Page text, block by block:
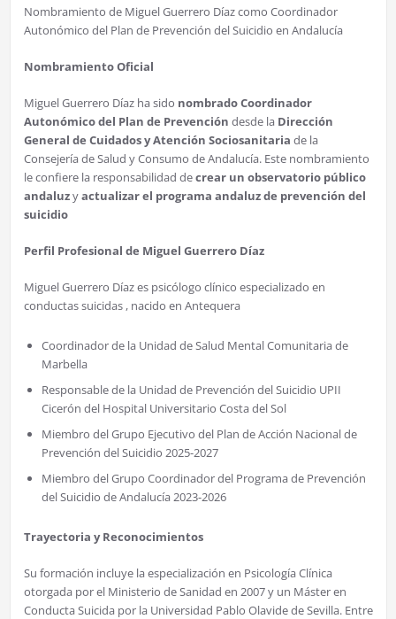
Nombramiento de Miguel Guerrero Díaz como Coordinador
Autonómico del Plan de Prevención del Suicidio en Andalucía
Nombramiento Oficial
Miguel Guerrero Díaz ha sido nombrado Coordinador
Autonómico del Plan de Prevención desde la Dirección
General de Cuidados y Atención Sociosanitaria de la
Consejería de Salud y Consumo de Andalucía. Este nombramiento
le confiere la responsabilidad decrear un observatorio público
andaluzyactualizar el programa andaluz de prevención del
suicidio
Perfil Profesional de Miguel Guerrero Díaz
Miguel Guerrero Díaz es psicólogo clínico especializado en
conductas suicidas , nacido en Antequera
Coordinador de la Unidad de Salud Mental Comunitaria de
Marbella
Responsable de la Unidad de Prevención del Suicidio UPII
Cicerón del Hospital Universitario Costa del Sol
Miembro del Grupo Ejecutivo del Plan de Acción Nacional de
Prevención del Suicidio 2025-2027
Miembro del Grupo Coordinador del Programa de Prevención
del Suicidio de Andalucía 2023-2026
Trayectoria y Reconocimientos
Su formación incluye la especialización en Psicología Clínica
otorgada por el Ministerio de Sanidad en 2007 y un Máster en
Conducta Suicida por la Universidad Pablo Olavide de Sevilla. Entre